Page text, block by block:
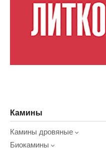
Камины
Камины дровяные
Биокамины